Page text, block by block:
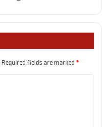
Required fields are marked*